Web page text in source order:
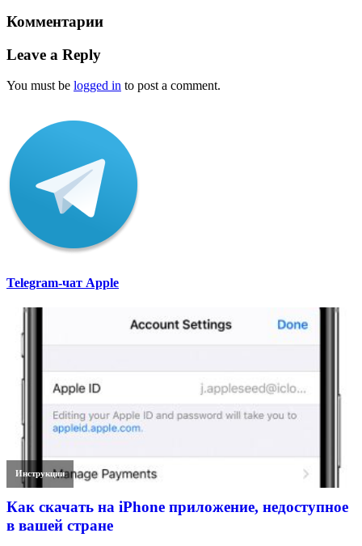
Комментарии
Leave a Reply
You must be logged in to post a comment.
Telegram-чат Apple
Инструкции
Как скачать на iPhone приложение, недоступное
в вашей стране